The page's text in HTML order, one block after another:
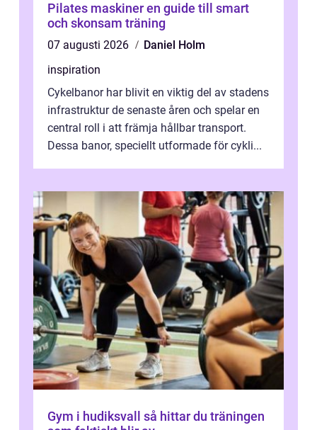
Pilates maskiner en guide till smart
och skonsam träning
07 augusti 2026
Daniel Holm
inspiration
Cykelbanor har blivit en viktig del av stadens
infrastruktur de senaste åren och spelar en
central roll i att främja hållbar transport.
Dessa banor, speciellt utformade för cykli...
Gym i hudiksvall så hittar du träningen